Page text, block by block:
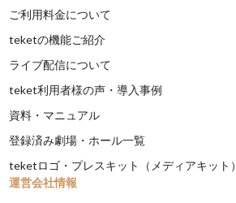
ご利用料金について
teketの機能ご紹介
ライブ配信について
teket利用者様の声・導入事例
資料・マニュアル
登録済み劇場・ホール一覧
teketロゴ・プレスキット（メディアキット）
運営会社情報